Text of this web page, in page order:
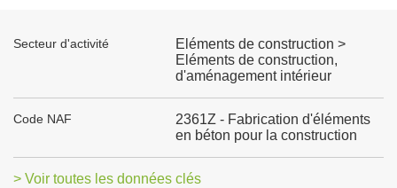
Secteur d'activité
Eléments de construction >
Eléments de construction,
d'aménagement intérieur
Code NAF
2361Z - Fabrication d'éléments
en béton pour la construction
> Voir toutes les données clés